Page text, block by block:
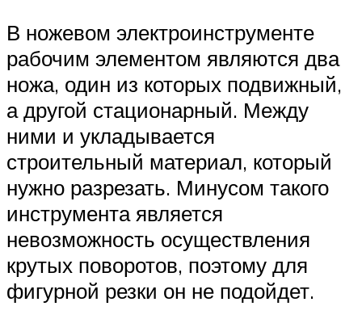
В ножевом электроинструменте
рабочим элементом являются два
ножа, один из которых подвижный,
а другой стационарный. Между
ними и укладывается
строительный материал, который
нужно разрезать. Минусом такого
инструмента является
невозможность осуществления
крутых поворотов, поэтому для
фигурной резки он не подойдет.